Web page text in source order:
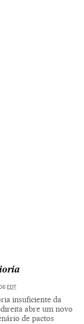
EDT
insuficiente da
abre um novo
de pactos